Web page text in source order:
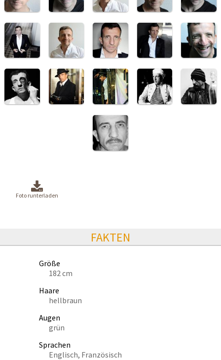
Foto runterladen
FAKTEN
Größe
182 cm
Haare
hellbraun
Augen
grün
Sprachen
Englisch, Französisch